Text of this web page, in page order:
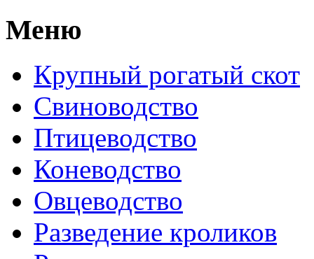
Меню
Крупный рогатый скот
Свиноводство
Птицеводство
Коневодство
Овцеводство
Разведение кроликов